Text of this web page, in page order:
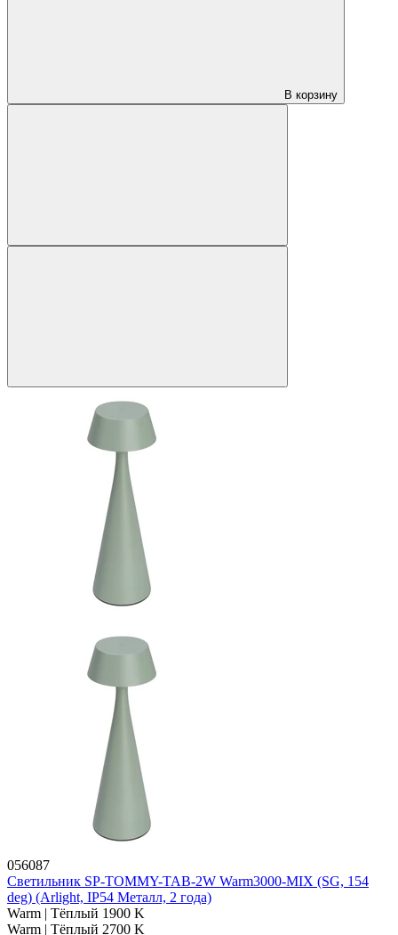
В корзину
056087
Светильник SP-TOMMY-TAB-2W Warm3000-MIX (SG, 154
deg) (Arlight, IP54 Металл, 2 года)
Warm | Тёплый 1900 K
Warm | Тёплый 2700 K